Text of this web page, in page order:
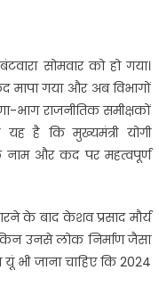
सोमवार को हो गया।
मापा गया और अब विभागों
भाग राजनीतिक समीक्षकों
है कि मुख्यमंत्री योगी
नाम और कद पर महत्वपूर्ण
के बाद केशव प्रसाद मौर्य
उनसे लोक निर्माण जैसा
यूं भी जाना चाहिए कि 2024